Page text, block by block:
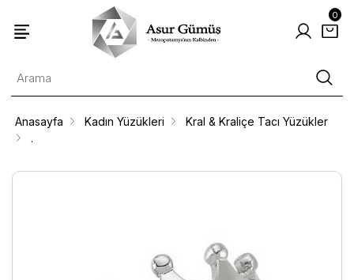
0
Anasayfa Kadın Yüzükleri
Kral & Kraliçe Tacı Yüzükler
.